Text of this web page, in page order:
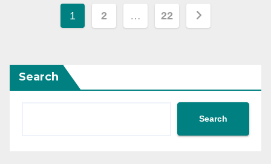
Posts
1 2 … 22
Search
Search